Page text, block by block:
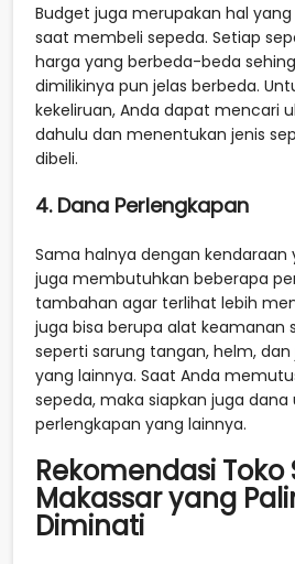
Budget juga merupakan hal
saat membeli sepeda. Setiap
harga yang berbeda-beda
dimilikinya pun jelas berbeda.
kekeliruan, Anda dapat mencari
dahulu dan menentukan jenis
dibeli.
4. Dana Perlengkapan
Sama halnya dengan kendaraan
juga membutuhkan beberapa
tambahan agar terlihat lebih
juga bisa berupa alat keamanan
seperti sarung tangan, helm,
yang lainnya. Saat Anda
sepeda, maka siapkan juga
perlengkapan yang lainnya.
Rekomendasi Toko
Makassar yang
Diminati